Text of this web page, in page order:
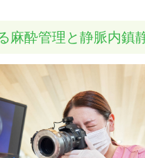
麻酔管理と静脈内鎮